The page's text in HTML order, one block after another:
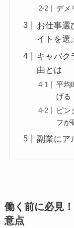
デメ
お仕事選
イトを選
キャバク
由とは
平均
げる
ピン
フが
副業にア
働く前に必見
意点